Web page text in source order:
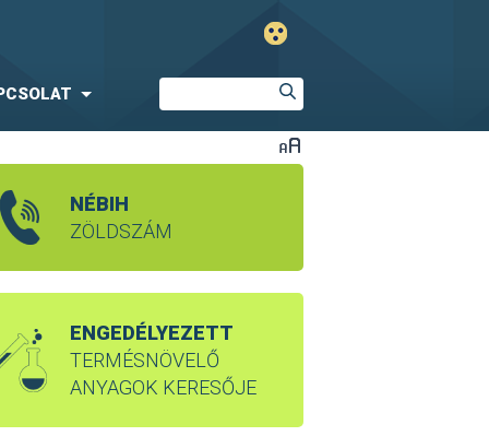
NÉBIH
ZÖLDSZÁM
ENGEDÉLYEZETT
TERMÉSNÖVELŐ
ANYAGOK KERESŐJE